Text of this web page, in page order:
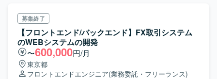
募集終了
【フロントエンド/バックエンド】FX取引システム
のWEBシステムの開発
〜600,000円/月
東京都
フロントエンドエンジニア(業務委託・フリーランス)